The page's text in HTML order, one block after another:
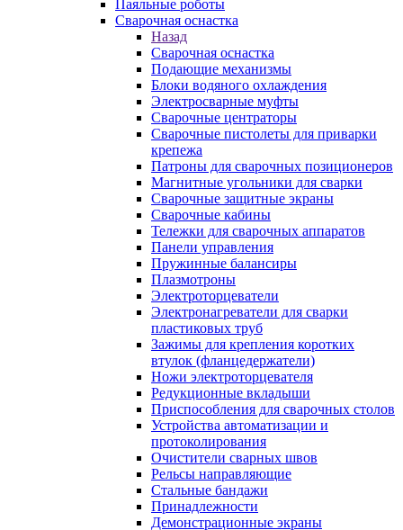
Паяльные роботы
Сварочная оснастка
Назад
Сварочная оснастка
Подающие механизмы
Блоки водяного охлаждения
Электросварные муфты
Сварочные центраторы
Сварочные пистолеты для приварки
крепежа
Патроны для сварочных позиционеров
Магнитные угольники для сварки
Сварочные защитные экраны
Сварочные кабины
Тележки для сварочных аппаратов
Панели управления
Пружинные балансиры
Плазмотроны
Электроторцеватели
Электронагреватели для сварки
пластиковых труб
Зажимы для крепления коротких
втулок (фланцедержатели)
Ножи электроторцевателя
Редукционные вкладыши
Приспособления для сварочных столов
Устройства автоматизации и
протоколирования
Очистители сварных швов
Рельсы направляющие
Стальные бандажи
Принадлежности
Демонстрационные экраны